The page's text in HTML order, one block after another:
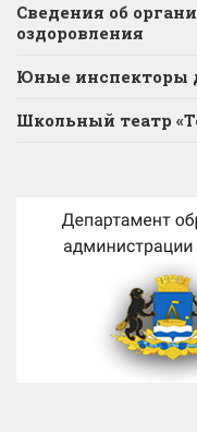
Сведения об
оздоровления
Юные инспекторы
Школьный театр